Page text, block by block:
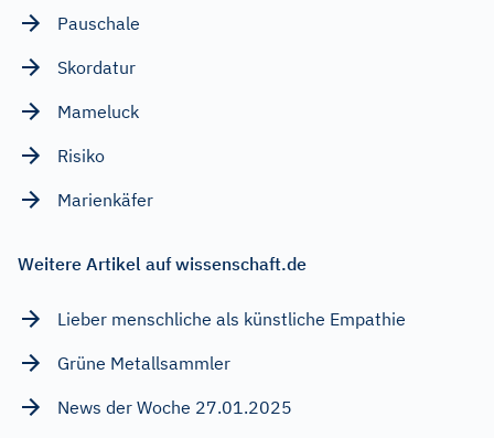
Pauschale
Skordatur
Mameluck
Risiko
Marienkäfer
Weitere Artikel auf wissenschaft.de
Lieber menschliche als künstliche Empathie
Grüne Metallsammler
News der Woche 27.01.2025